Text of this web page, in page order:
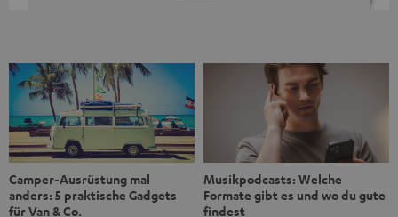
1956 begleitet das Magazin Jugendliche durch Rock und
Pop, kleine Schwärmereien und große Fragen. Zum 70.
Jubiläum werfen wir einen Blick zurück. Vom Filmheft zur
Jugendmarke: Wie die BRAVO ihren Ton fand Als die […]
Camper-Ausrüstung mal
anders: 5 praktische Gadgets
für Van & Co.
Musikpodcasts: Welche
Formate gibt es und wo du gute
findest